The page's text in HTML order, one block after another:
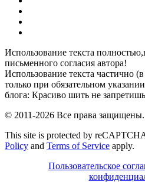
Использование текста
письменного согласия автора!
Использование текста частично
только при обязательном
блога: Красиво шить не
© 2011-2026 Все права защищены.
This site is protected by
Policy and Terms of Service apply.
Пользовательское